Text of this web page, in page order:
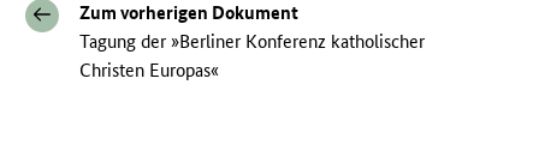
Zum vorherigen Dokument
Tagung der »Berliner Konferenz katholischer
Christen Europas«